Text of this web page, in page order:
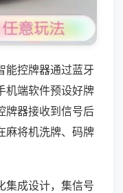
能控牌器通过蓝牙
机端软件预设好牌
牌器接收到信号后
麻将机洗牌、码牌
集成设计，集信号